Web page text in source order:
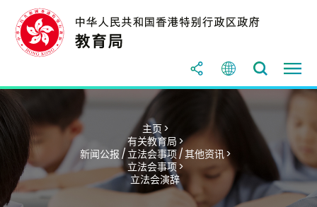
主页 >
有关教育局 >
新闻公报 / 立法会事项 / 其他资讯 >
立法会事项 >
立法会演辞